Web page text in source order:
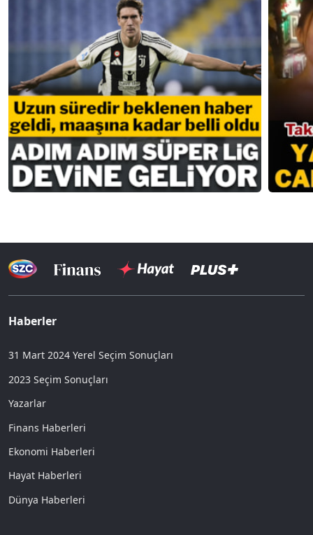
Haberler
31 Mart 2024 Yerel Seçim Sonuçları
2023 Seçim Sonuçları
Yazarlar
Finans Haberleri
Ekonomi Haberleri
Hayat Haberleri
Dünya Haberleri